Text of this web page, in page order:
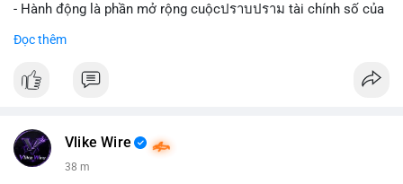
- Hành động là phần mở rộng cuộcปราบปราม tài chính số của
📰 Nguồn: Cointelegraph
Đọc thêm
Vlike Wire
38 m